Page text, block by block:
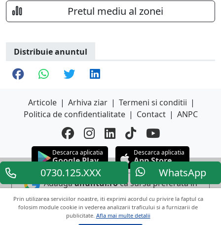
0730.125.XXX WhatsApp
Prin utilizarea serviciilor noastre, iti exprimi acordul cu privire la faptul ca
folosim module cookie in vederea analizarii traficului si a furnizarii de
publicitate. Afla mai multe detalii
Pretul mediu al zonei
Distribuie anuntul
Articole | Arhiva ziar | Termeni si conditii |
Politica de confidentialitate | Contact | ANPC
Descarca aplicatia
Google Play
Descarca aplicatia
App Store
Adaugaanuntul.roca sursa preferata in
Google
Copyright © 2026 ANUNTUL TELEFONIC